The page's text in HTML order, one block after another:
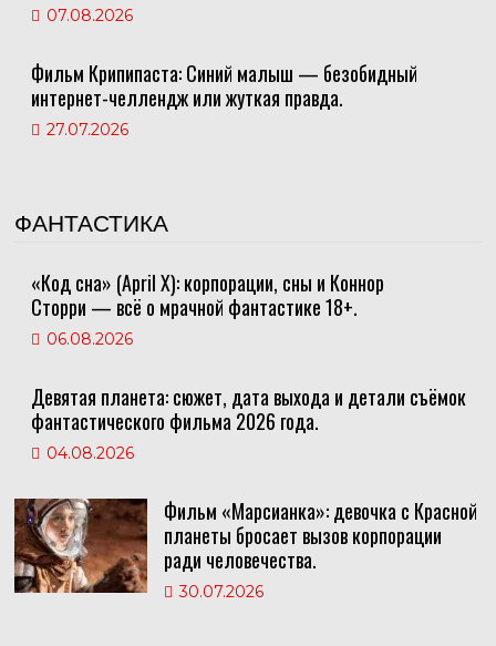
07.08.2026
Фильм Крипипаста: Синий малыш — безобидный
интернет-челлендж или жуткая правда.
27.07.2026
ФАНТАСТИКА
«Код сна» (April X): корпорации, сны и Коннор
Сторри — всё о мрачной фантастике 18+.
06.08.2026
Девятая планета: сюжет, дата выхода и детали съёмок
фантастического фильма 2026 года.
04.08.2026
Фильм «Марсианка»: девочка с Красной
планеты бросает вызов корпорации
ради человечества.
30.07.2026